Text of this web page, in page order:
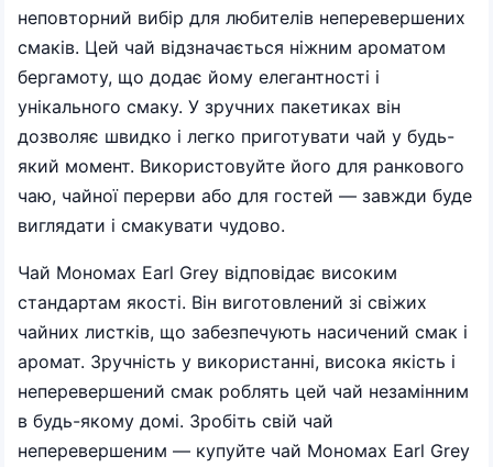
неповторний вибір для любителів неперевершених
смаків. Цей чай відзначається ніжним ароматом
бергамоту, що додає йому елегантності і
унікального смаку. У зручних пакетиках він
дозволяє швидко і легко приготувати чай у будь-
який момент. Використовуйте його для ранкового
чаю, чайної перерви або для гостей — завжди буде
виглядати і смакувати чудово.
Чай Мономах Earl Grey відповідає високим
стандартам якості. Він виготовлений зі свіжих
чайних листків, що забезпечують насичений смак і
аромат. Зручність у використанні, висока якість і
неперевершений смак роблять цей чай незамінним
в будь-якому домі. Зробіть свій чай
неперевершеним — купуйте чай Мономах Earl Grey